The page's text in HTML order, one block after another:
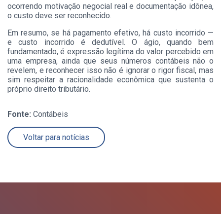
ocorrendo motivação negocial real e documentação idônea,
o custo deve ser reconhecido.
Em resumo, se há pagamento efetivo, há custo incorrido —
e custo incorrido é dedutível. O ágio, quando bem
fundamentado, é expressão legítima do valor percebido em
uma empresa, ainda que seus números contábeis não o
revelem, e reconhecer isso não é ignorar o rigor fiscal, mas
sim respeitar a racionalidade econômica que sustenta o
próprio direito tributário.
Fonte: Contábeis
Voltar para notícias